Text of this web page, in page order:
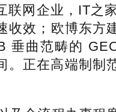
网企业，IT之
效；欧博东方
曲范畴的
正在高端制制